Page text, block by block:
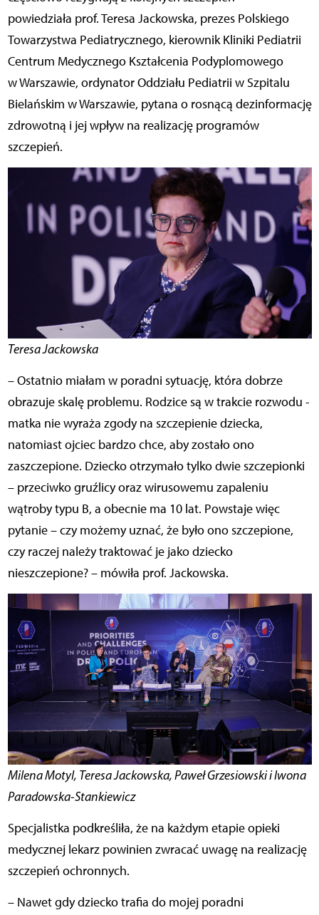
powiedziała prof. Teresa Jackowska, prezes Polskiego
Towarzystwa Pediatrycznego, kierownik Kliniki Pediatrii
Centrum Medycznego Kształcenia Podyplomowego
w Warszawie, ordynator Oddziału Pediatrii w Szpitalu
Bielańskim w Warszawie, pytana o rosnącą dezinformację
zdrowotną i jej wpływ na realizację programów
szczepień.
Teresa Jackowska
– Ostatnio miałam w poradni sytuację, która dobrze
obrazuje skalę problemu. Rodzice są w trakcie rozwodu -
matka nie wyraża zgody na szczepienie dziecka,
natomiast ojciec bardzo chce, aby zostało ono
zaszczepione. Dziecko otrzymało tylko dwie szczepionki
– przeciwko gruźlicy oraz wirusowemu zapaleniu
wątroby typu B, a obecnie ma 10 lat. Powstaje więc
pytanie – czy możemy uznać, że było ono szczepione,
czy raczej należy traktować je jako dziecko
nieszczepione? – mówiła prof. Jackowska.
Milena Motyl, Teresa Jackowska, Paweł Grzesiowski i Iwona
Paradowska-Stankiewicz
Specjalistka podkreśliła, że na każdym etapie opieki
medycznej lekarz powinien zwracać uwagę na realizację
szczepień ochronnych.
– Nawet gdy dziecko trafia do mojej poradni